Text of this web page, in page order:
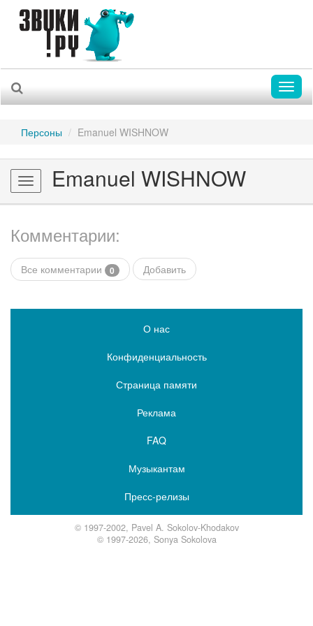
Персоны Emanuel WISHNOW
Toggle
navigation
Emanuel WISHNOW
Комментарии:
Все комментарии 0 Добавить
О нас
Конфиденциальность
Страница памяти
Реклама
FAQ
Музыкантам
Пресс-релизы
© 1997-2002, Pavel A. Sokolov-Khodakov
© 1997-2026, Sonya Sokolova